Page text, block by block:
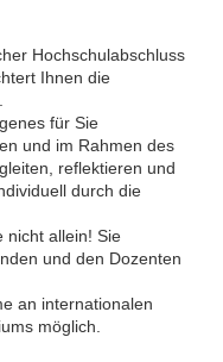
Hochschulabschluss
Ihnen die
für Sie
und im Rahmen des
reflektieren und
durch die
nicht allein! Sie
und den Dozenten
an internationalen
möglich.